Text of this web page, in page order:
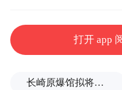
袤疆域、地理风貌
团队就全媒体传播
计划的中文场景等
打开 app
长崎原爆馆拟将南京大屠杀改为南京事件，有日本民众现场质疑